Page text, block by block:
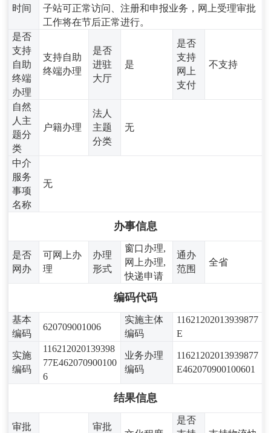
时间
子站可正常访问、注册和申报业务，网上受理审批
工作将在节后正常进行。
是否
支持
自助
终端
办理
支持自助
终端办理
是否
进驻
大厅
是
是否
支持
网上
支付
不支持
自然
人主
题分
类
户籍办理
法人
主题
分类
无
中介
服务
事项
名称
无
办事信息
是否
网办
可网上办
理
办理
形式
窗口办理,
网上办理,
快递申请
通办
范围
全省
编码代码
基本
编码
620709001006
实施主体
编码
11621202013939877
E
实施
编码
116212020139398
77E462070900100
6
业务办理
编码
11621202013939877
E462070900100601
结果信息
审批 审批
是否